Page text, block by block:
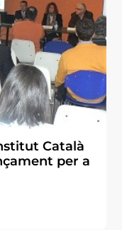
Català
per a